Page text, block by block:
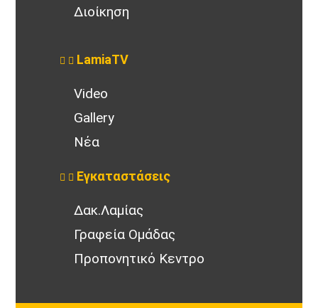
Διοίκηση
LamiaTV
Video
Gallery
Νέα
Εγκαταστάσεις
Δακ.Λαμίας
Γραφεία Ομάδας
Προπονητικό Κεντρο